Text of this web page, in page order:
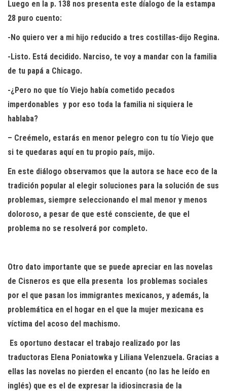
Luego en la p. 138 nos presenta este díalogo de la estampa
28 puro cuento:
-No quiero ver a mi hijo reducido a tres costillas-dijo Regina.
-Listo. Está decidido. Narciso, te voy a mandar con la familia
de tu papá a Chicago.
-¿Pero no que tío Viejo había cometido pecados
imperdonables y por eso toda la familia ni siquiera le
hablaba?
– Creémelo, estarás en menor pelegro con tu tío Viejo que
si te quedaras aquí en tu propio país, mijo.
En este diálogo observamos que la autora se hace eco de la
tradición popular al elegir soluciones para la solución de sus
problemas, siempre seleccionando el mal menor y menos
doloroso, a pesar de que esté consciente, de que el
problema no se resolverá por completo.
Otro dato importante que se puede apreciar en las novelas
de Cisneros es que ella presenta los problemas sociales
por el que pasan los immigrantes mexicanos, y además, la
problemática en el hogar en el que la mujer mexicana es
víctima del acoso del machismo.
Es oportuno destacar el trabajo realizado por las
traductoras Elena Poniatowka y Liliana Velenzuela. Gracias a
ellas las novelas no pierden el encanto (no las he leído en
inglés) que es el de expresar la idiosincrasia de la